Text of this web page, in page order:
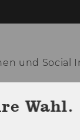
und Social
Wahl.